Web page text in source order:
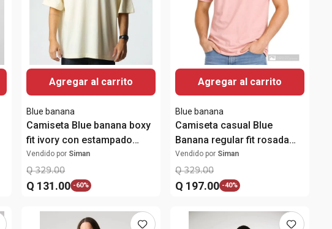
Agregar al carrito
Blue banana
Camiseta Blue banana boxy
fit ivory con estampado
"Sunshine" para hombre
Vendido por Siman
Q 329.00
Q 131.00 -60%
Agregar al carrito
Blue banana
Camiseta casual Blue
Banana regular fit rosada
estampada para hombre
Vendido por Siman
Q 329.00
Q 197.00 -40%